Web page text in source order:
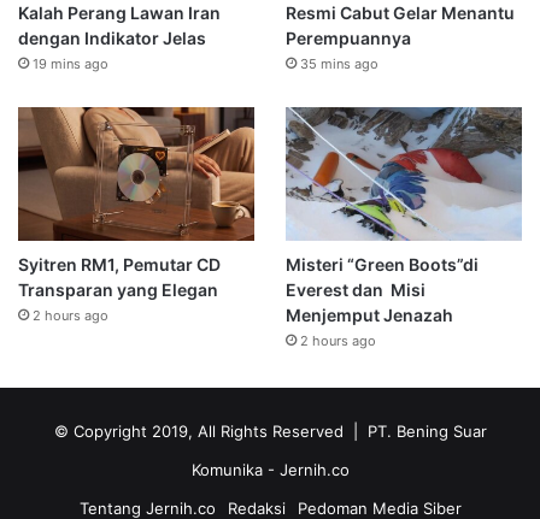
Kalah Perang Lawan Iran
dengan Indikator Jelas
19 mins ago
Resmi Cabut Gelar Menantu
Perempuannya
35 mins ago
Syitren RM1, Pemutar CD
Transparan yang Elegan
2 hours ago
Misteri “Green Boots”di
Everest dan Misi
Menjemput Jenazah
2 hours ago
© Copyright 2019, All Rights Reserved | PT. Bening Suar
Komunika - Jernih.co
Tentang Jernih.co
Redaksi Pedoman Media Siber